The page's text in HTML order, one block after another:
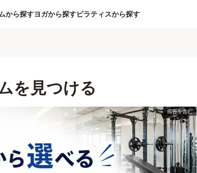
から探すヨガから探すピラティスから探す
を見つける